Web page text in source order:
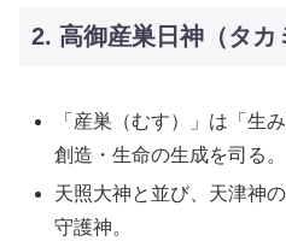
2. 高御産巣日神（タカ
「産巣（むす）」は「生
創造・生命の生成を司る。
天照大神と並び、天津神
守護神。